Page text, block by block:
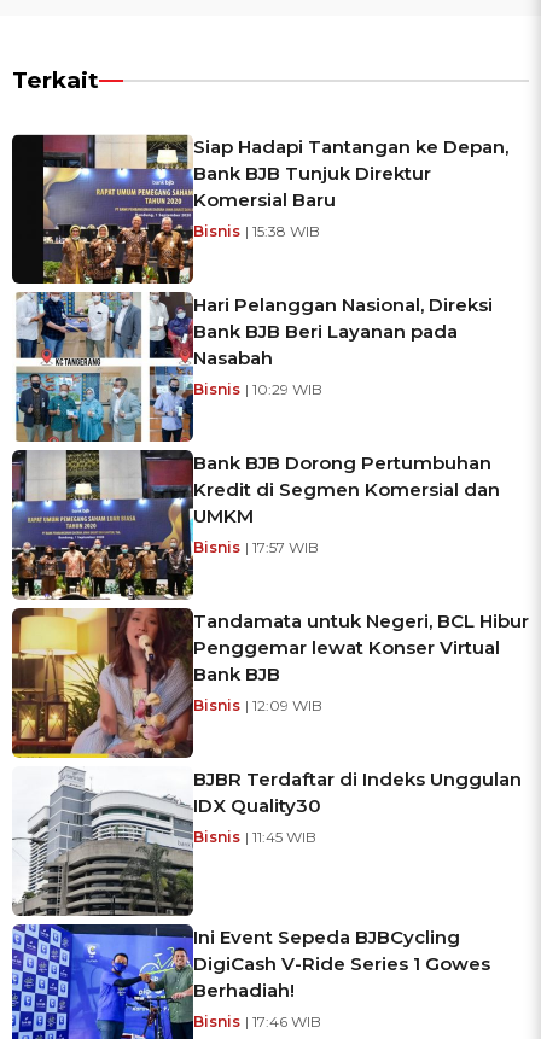
Terkait
Siap Hadapi Tantangan ke Depan,
Bank BJB Tunjuk Direktur
Komersial Baru
Bisnis | 15:38 WIB
Hari Pelanggan Nasional, Direksi
Bank BJB Beri Layanan pada
Nasabah
Bisnis | 10:29 WIB
Bank BJB Dorong Pertumbuhan
Kredit di Segmen Komersial dan
UMKM
Bisnis | 17:57 WIB
Tandamata untuk Negeri, BCL Hibur
Penggemar lewat Konser Virtual
Bank BJB
Bisnis | 12:09 WIB
BJBR Terdaftar di Indeks Unggulan
IDX Quality30
Bisnis | 11:45 WIB
Ini Event Sepeda BJBCycling
DigiCash V-Ride Series 1 Gowes
Berhadiah!
Bisnis | 17:46 WIB